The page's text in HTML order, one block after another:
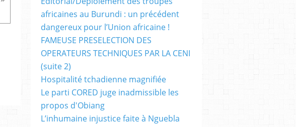
africaines au Burundi : un précédent
dangereux pour l’Union africaine !
FAMEUSE PRESELECTION DES
OPERATEURS TECHNIQUES PAR LA CENI
(suite 2)
Hospitalité tchadienne magnifiée
Le parti CORED juge inadmissible les
propos d'Obiang
L’inhumaine injustice faite à Nguebla